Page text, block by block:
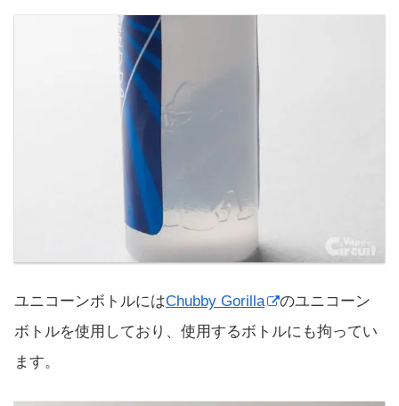
ユニコーンボトルにはChubby Gorilla
のユニコーン
ボトルを使用しており、使用するボトルにも拘ってい
ます。